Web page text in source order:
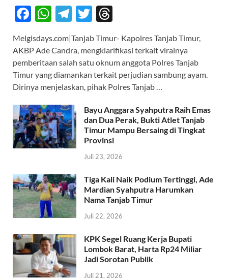
F
e
b
o
o
k
W
at
s
A
p
p
T
e
gr
a
m
T
itt
er
e
a
ds
Melgisdays.com|Tanjab Timur- Kapolres Tanjab Timur,
AKBP Ade Candra, mengklarifikasi terkait viralnya
pemberitaan salah satu oknum anggota Polres Tanjab
Timur yang diamankan terkait perjudian sambung ayam.
Dirinya menjelaskan, pihak Polres Tanjab …
Bayu Anggara Syahputra Raih Emas
dan Dua Perak, Bukti Atlet Tanjab
Timur Mampu Bersaing di Tingkat
Provinsi
Juli 23, 2026
Tiga Kali Naik Podium Tertinggi, Ade
Mardian Syahputra Harumkan
Nama Tanjab Timur
Juli 22, 2026
KPK Segel Ruang Kerja Bupati
Lombok Barat, Harta Rp24 Miliar
Jadi Sorotan Publik
Juli 21, 2026